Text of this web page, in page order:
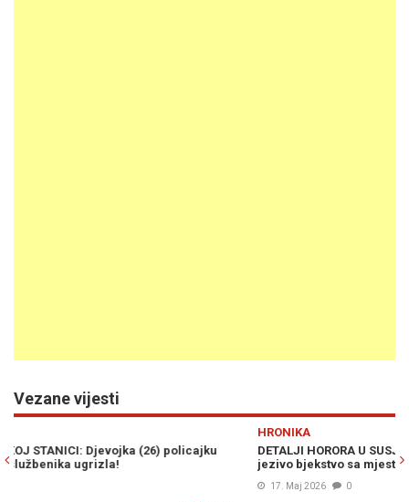
Vezane vijesti
DETALJI HORORA U SUSJEDSTVU: Ubistvo na porodičnoj terasi i
jezivo bjekstvo sa mjesta nesreće u Zagrebu